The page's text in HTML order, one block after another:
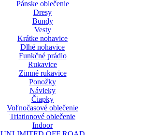
Pánske oblečenie
Dresy
Bundy
Vesty
Krátke nohavice
Dlhé nohavice
Funkčné prádlo
Rukavice
Zimné rukavice
Ponožky
Návleky
Čiapky
Voľnočasové oblečenie
Triatlonové oblečenie
Indoor